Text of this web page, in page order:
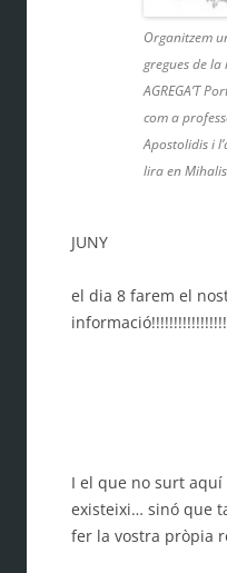
Organitzem
gregues de
AGREGA’T
com a
Apostolidis i
lira en
JUNY
el dia 8 farem el
informació!!!!!!!!!!!!!!!!!
I el que no surt
existeixi… sinó que
fer la vostra pròpia